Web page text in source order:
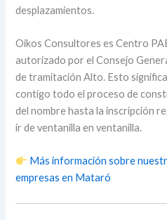
desplazamientos.
Oikos Consultores es Centro
autorizado por el Consejo
de tramitación Alto. Esto
contigo todo el proceso de
del nombre hasta la inscripción
ir de ventanilla en ventanilla.
Más información sobre
empresas en Mataró